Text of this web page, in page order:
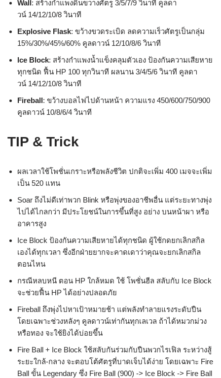
Wall: สร้างกำแพงดินขวางศัตรู 3/5/7/9 วินาที คูลดา
วน์ 14/12/10/8 วินาที
Explosive Flask: ขว้างขวดระเบิด ลดความเร็วศัตรูเป็นกลุ่ม
15%/30%/45%/60% คูลดาวน์ 12/10/8/6 วินาที
Ice Block: สร้างกำแพงน้ำแข็งคลุมตัวเอง ป้องกันความเสียหาย
ทุกชนิด ฟื้น HP 100 ทุกวินาที ผลนาน 3/4/5/6 วินาที คูลดา
วน์ 14/12/10/8 วินาที
Fireball: ขว้างบอลไฟไปด้านหน้า ความแรง 450/600/750/900
คูลดาวน์ 10/8/6/4 วินาที
TIP & Trick
ผลเวลาใช้โพชั่นเกราะหรือพลังชีวิต ปกติจะเพิ่ม 400 เมจจะเพิ่ม
เป็น 520 แทน
Soar ถึงไม่ดีเท่าพวก Blink หรือพุ่งของอาชีพอื่น แต่ระยะทางพุ่ง
ไปได้ไกลกว่า มีประโยชน์ในการขึ้นที่สูง อย่าง บนหน้าผา หรือ
อาคารสูง
Ice Block ป้องกันความเสียหายได้ทุกชนิด ผู้ใช้กดยกเลิกสกิล
เองได้ทุกเวลา ซึ่งอีกฝ่ายยากจะคาดเดาว่าคุณจะยกเลิกสกิล
ตอนไหน
กรณีหลบหนี ตอน HP ใกล้หมด ใช้ โพชั่นฮีล สลับกับ Ice Block
จะช่วยฟื้น HP ได้อย่างปลอดภัย
Fireball ถึงพุ่งไปหาเป้าหมายช้า แต่พลังทำลายแรงระดับปืน
โดยเฉพาะช่วงหลังๆ คูลดาวน์เท่ากันทุกเลเวล ถ้าได้หมวกม่วง
หรือทอง จะใช้ยิงได้บ่อยขึ้น
Fire Ball + Ice Block ใช้สลับกันร่วมกับปืนพวกไรเฟิล ระหว่างสู้
ระยะใกล้-กลาง จะตอบโต้ศัตรูที่บาดเจ็บได้ง่าย โดยเฉพาะ Fire
Ball ขั้น Legendary ซึ่ง Fire Ball (900) -> Ice Block -> Fire Ball